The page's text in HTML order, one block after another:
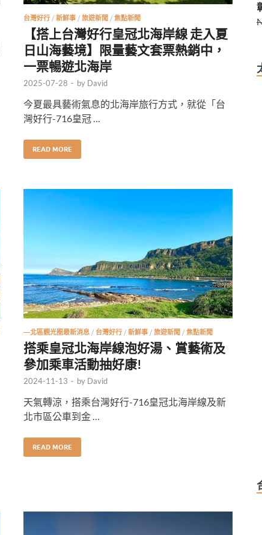
台灣好行 / 新鮮事 / 旅遊新聞 / 焦點新聞
【搭上台灣好行皇冠北海岸線 走入夏
日山海藝境】限量藝文套票熱銷中，
一票暢遊北海岸
2025-07-28 - by David
今夏最具藝術氣息的北海岸旅行方式，就從「台
灣好行-716皇冠 …
READ MORE
—北區觀光圈最新消息 / 台灣好行 / 新鮮事 / 旅遊新聞 / 焦點新聞
搭乘皇冠北海岸線泡好湯、賞藝術及
參加乘車活動抽好康!
2024-11-13 - by David
天氣轉涼，搭乘台灣好行-716皇冠北海岸線及新
北市區公車到金 …
READ MORE